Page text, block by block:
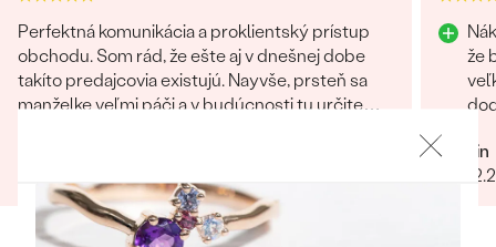
Wave kolekcia
OBJAVIŤ
Perfektná komunikácia a proklientský prístup
obchodu. Som rád, že ešte aj v dnešnej dobe
takíto predajcovia existujú. Nayvše, prsteň sa
manželke veľmi páči a v budúcnosti tu určite
že
Martin